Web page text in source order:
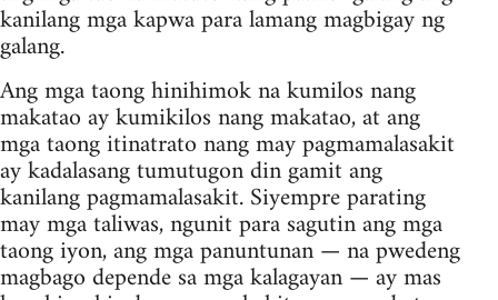
kanilang mga kapwa para lamang magbigay ng
galang.
Ang mga taong hinihimok na kumilos nang
makatao ay kumikilos nang makatao, at ang
mga taong itinatrato nang may pagmamalasakit
ay kadalasang tumutugon din gamit ang
kanilang pagmamalasakit. Siyempre parating
may mga taliwas, ngunit para sagutin ang mga
taong iyon, ang mga panuntunan — na pwedeng
magbago depende sa mga kalagayan — ay mas